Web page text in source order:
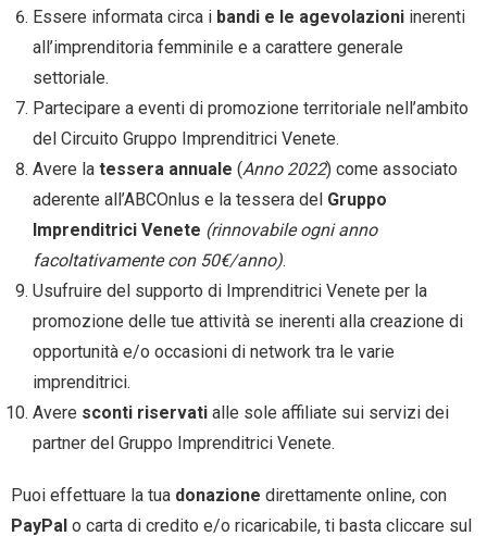
Essere informata circa i bandi e le agevolazioni inerenti
all’imprenditoria femminile e a carattere generale
settoriale.
Partecipare a eventi di promozione territoriale nell’ambito
del Circuito Gruppo Imprenditrici Venete.
Avere la tessera annuale (Anno 2022) come associato
aderente all’ABCOnlus e la tessera del Gruppo
Imprenditrici Venete (rinnovabile ogni anno
facoltativamente con 50€/anno).
Usufruire del supporto di Imprenditrici Venete per la
promozione delle tue attività se inerenti alla creazione di
opportunità e/o occasioni di network tra le varie
imprenditrici.
Avere sconti riservati alle sole affiliate sui servizi dei
partner del Gruppo Imprenditrici Venete.
Puoi effettuare la tua donazione direttamente online, con
PayPal o carta di credito e/o ricaricabile, ti basta cliccare sul